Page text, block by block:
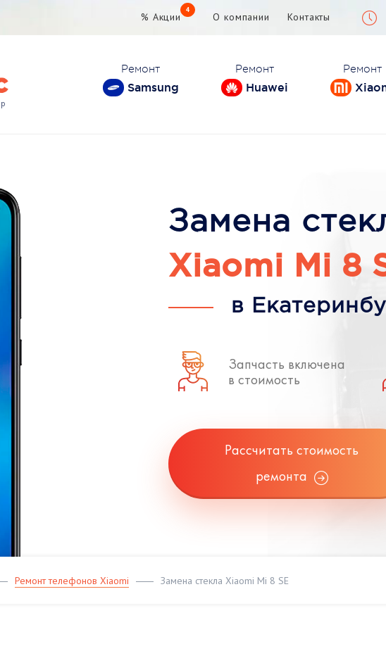
% Акции
4
О компании Контакты
Ремонт
Samsung
Ремонт
Huawei
Ремонт
Замена
Xiaomi Mi 8
в
Запчасть включена
в стоимость
Рассчитать стоимость
ремонта
Ремонт телефонов Xiaomi Замена стекла Xiaomi Mi 8 SE